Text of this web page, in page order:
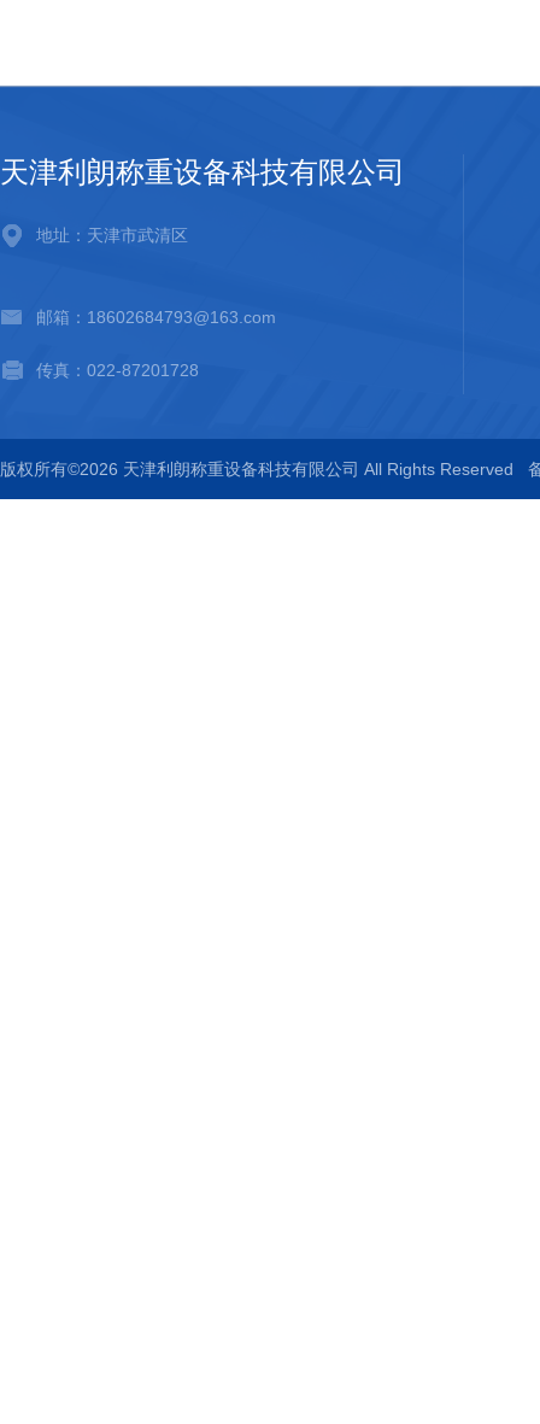
天津利朗称重设备科技有限公司
地址：天津市武清区
邮箱：18602684793@163.com
传真：022-87201728
版权所有©2026 天津利朗称重设备科技有限公司 All Rights Reserved